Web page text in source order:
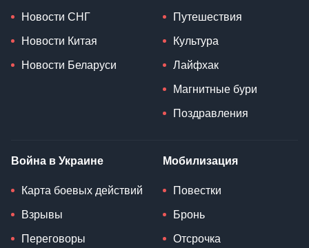
Новости СНГ
Новости Китая
Новости Беларуси
Путешествия
Культура
Лайфхак
Магнитные бури
Поздравления
Война в Украине
Карта боевых действий
Взрывы
Переговоры
Мобилизация
Повестки
Бронь
Отсрочка